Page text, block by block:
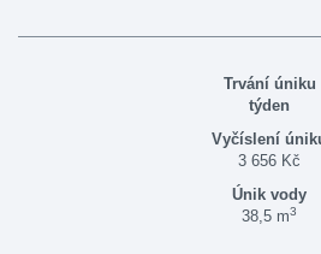
týden
3 656 Kč
38,5 m3